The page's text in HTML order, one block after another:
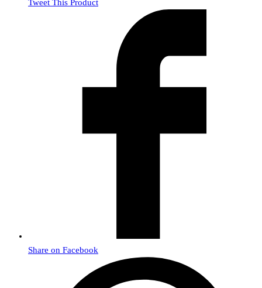
Tweet This Product
Share on Facebook